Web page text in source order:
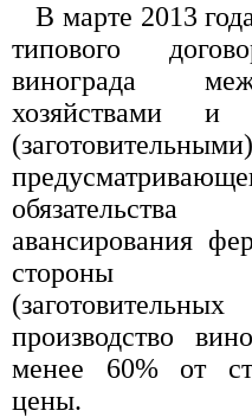
В марте 2013
типового
винограда
хозяйствами и
авансирования
стороны
производство
менее 60% от
цены.